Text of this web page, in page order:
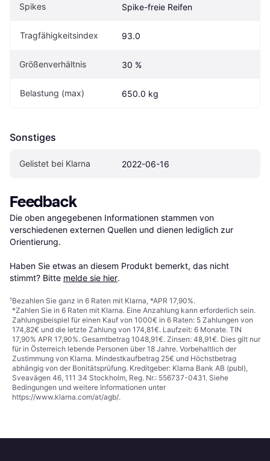
Spikes Spike-freie Reifen
Tragfähigkeitsindex 93.0
Größenverhältnis 30 %
Belastung (max) 650.0 kg
Sonstiges
Gelistet bei Klarna 2022-06-16
Feedback
Die oben angegebenen Informationen stammen von
verschiedenen externen Quellen und dienen lediglich zur
Orientierung.
Haben Sie etwas an diesem Produkt bemerkt, das nicht
stimmt? Bitte melde sie hier.
¹Bezahlen Sie ganz in 6 Raten mit Klarna, *APR 17,90%.
*Zahlen Sie in 6 Raten mit Klarna. Eine Anzahlung kann erforderlich sein.
Zahlungsbeispiel für einen Kauf von 1000€ in 6 Raten: 5 Zahlungen von
174,82€ und die letzte Zahlung von 174,81€. Laufzeit: 6 Monate. TIN
17,90% APR 17,90%. Gesamtbetrag 1048,91€. Zinsen: 48,91€. Dies gilt nur
für in Österreich lebende Personen über 18 Jahre. Vorbehaltlich der
Zustimmung von Klarna. Mindestkaufbetrag 25€ und Höchstbetrag
abhängig von der Bonitätsprüfung. Kreditgeber: Klarna Bank AB (publ),
Sveavägen 46, 111 34 Stockholm, Reg. Nr.: 556737-0431. Siehe
Bedingungen und weitere Informationen unter
https://www.klarna.com/at/agb/.